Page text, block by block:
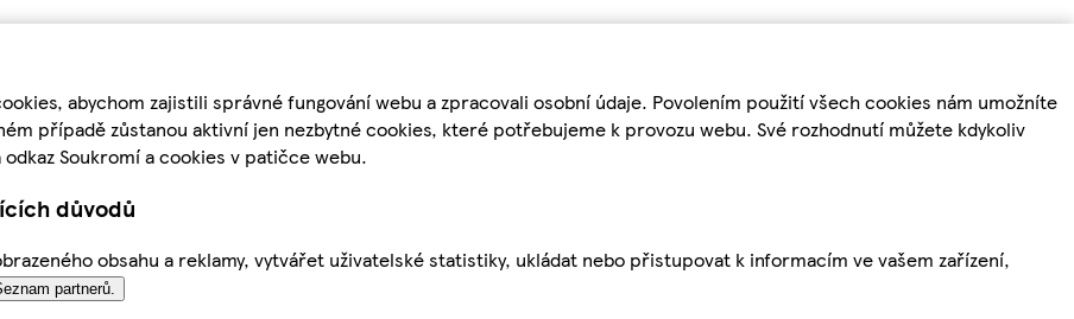
abychom zajistili správné fungování webu a zpracovali osobní údaje. Povolením použití všech cookies nám umožníte
případě zůstanou aktivní jen nezbytné cookies, které potřebujeme k provozu webu. Své rozhodnutí můžete kdykoliv
Soukromí a cookies v patičce webu.
důvodů
obsahu a reklamy, vytvářet uživatelské statistiky, ukládat nebo přistupovat k informacím ve vašem zařízení,
partnerů.